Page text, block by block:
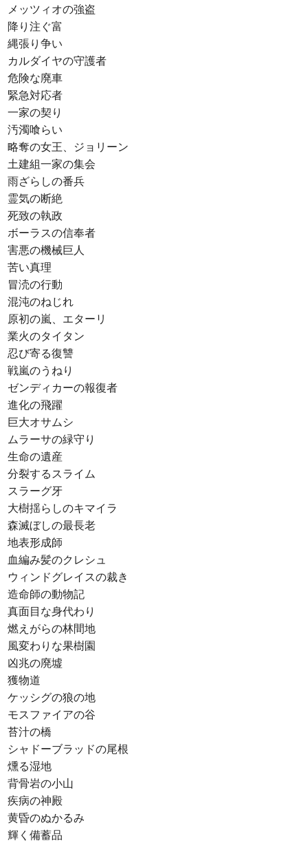
メッツィオの強盗
降り注ぐ富
縄張り争い
カルダイヤの守護者
危険な廃車
緊急対応者
一家の契り
汚濁喰らい
略奪の女王、ジョリーン
土建組一家の集会
雨ざらしの番兵
霊気の断絶
死致の執政
ボーラスの信奉者
害悪の機械巨人
苦い真理
冒涜の行動
混沌のねじれ
原初の嵐、エターリ
業火のタイタン
忍び寄る復讐
戦嵐のうねり
ゼンディカーの報復者
進化の飛躍
巨大オサムシ
ムラーサの緑守り
生命の遺産
分裂するスライム
スラーグ牙
大樹揺らしのキマイラ
森滅ぼしの最長老
地表形成師
血編み髪のクレシュ
ウィンドグレイスの裁き
造命師の動物記
真面目な身代わり
燃えがらの林間地
風変わりな果樹園
凶兆の廃墟
獲物道
ケッシグの狼の地
モスファイアの谷
苔汁の橋
シャドーブラッドの尾根
燻る湿地
背骨岩の小山
疾病の神殿
黄昏のぬかるみ
輝く備蓄品